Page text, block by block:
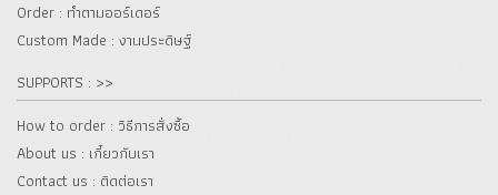
Order : ทำตามออร์เดอร์
Custom Made : งานประดิษฐ์
SUPPORTS : >>
How to order : วิธีการสั่งซื้อ
About us : เกี๋ยวกับเรา
Contact us : ติดต่อเรา